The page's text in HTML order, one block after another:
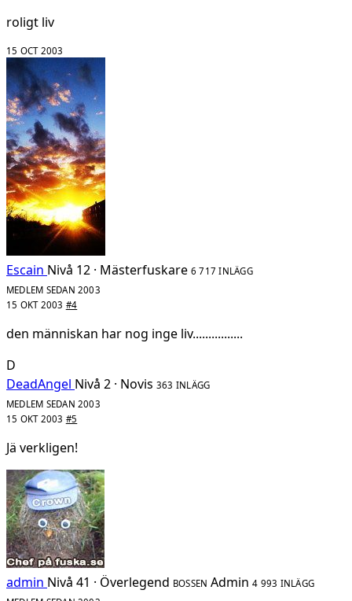
roligt liv
15 OCT 2003
Escain Nivå 12 · Mästerfuskare 6 717 INLÄGG
MEDLEM SEDAN 2003
15 OKT 2003 #4
den människan har nog inge liv................
D
DeadAngel Nivå 2 · Novis 363 INLÄGG
MEDLEM SEDAN 2003
15 OKT 2003 #5
Jä verkligen!
admin Nivå 41 · Överlegend BOSSEN Admin 4 993 INLÄGG